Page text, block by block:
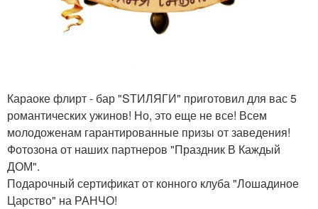
Караоке флирт - бар "SТИЛЯГИ" приготовил для вас 5
романтических ужинов! Но, это еще не все! Всем
молодоженам гарантированные призы от заведения!
Фотозона от наших партнеров "Праздник В Каждый
ДОМ".
Подарочный сертификат от конного клуба "Лошадиное
Царство" на РАНЧО!